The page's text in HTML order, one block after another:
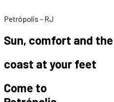
Petrópolis - RJ
Sun, comfort and
coast at your feet
Come to